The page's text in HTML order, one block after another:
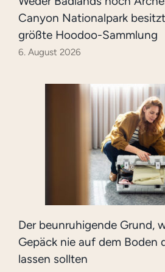
Canyon Nationalpark
größte Hoodoo-Sammlung
6. August 2026
Der beunruhigende Grund,
Gepäck nie auf dem Boden
lassen sollten